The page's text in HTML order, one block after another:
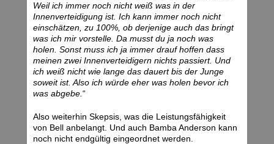
Weil ich immer noch nicht weiß was in der
Innenverteidigung ist. Ich kann immer noch nicht
einschätzen, zu 100%, ob derjenige auch das bringt
was ich mir vorstelle. Da musst du ja noch was
holen. Sonst muss ich ja immer drauf hoffen dass
meinen zwei Innenverteidigern nichts passiert. Und
ich weiß nicht wie lange das dauert bis der Junge
soweit ist. Also ich würde eher was holen bevor ich
was abgebe. “
Also weiterhin Skepsis, was die Leistungsfähigkeit
von Bell anbelangt. Und auch Bamba Anderson kann
noch nicht endgültig eingeordnet werden.